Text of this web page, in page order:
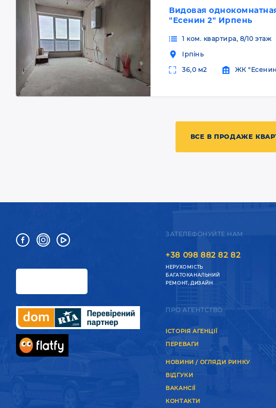
Видовая
"Есенин 2" Ирпень
1 ком. квартира, 8/10 этаж
Ірпінь
36,0 м2 ЖК
ВСЕ В ПРОДАЖЕ
ЗАТЕЛЕФОНУЙТЕ НАМ
+38 098 882 82 82
НЕРУХОМІСТЬ
БАГАТОКАНАЛЬНИЙ
РЕМОНТ, ДИЗАЙН
ПРО АГЕНТСТВО
ІСТОРІЯ АГЕНЦІЇ
ПЕРЕВАГИ
НОВИНИ / ОГЛЯДИ РИНКУ
ВІДГУКИ
ВАКАНСІЇ
КОНТАКТИ